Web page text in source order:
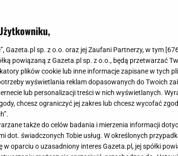
Gazeta.pl sp. z o.o. oraz jej Zaufani Partnerzy, w tym [
powiązaną z Gazeta.pl sp. z o.o., będą przetwarzać
plików cookie lub inne informacje zapisane w tych
wyświetlania reklam dopasowanych do Twoich
lub personalizacji treści w nich wyświetlanych.
chcesz ograniczyć jej zakres lub chcesz wycofać
także do celów badania i mierzenia informacji
dot. świadczonych Tobie usług. W określonych
oparciu o uzasadniony interes Gazeta.pl, jej spółki